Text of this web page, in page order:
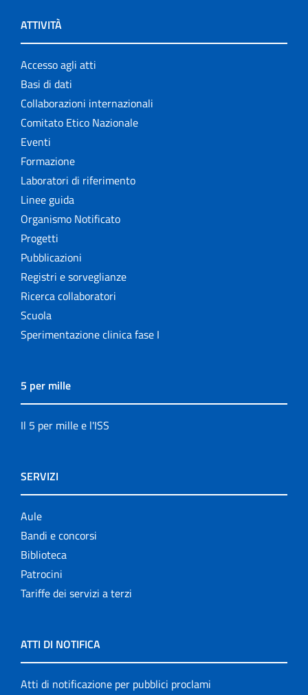
ATTIVITÀ
Accesso agli atti
Basi di dati
Collaborazioni internazionali
Comitato Etico Nazionale
Eventi
Formazione
Laboratori di riferimento
Linee guida
Organismo Notificato
Progetti
Pubblicazioni
Registri e sorveglianze
Ricerca collaboratori
Scuola
Sperimentazione clinica fase I
5 per mille
Il 5 per mille e l'ISS
SERVIZI
Aule
Bandi e concorsi
Biblioteca
Patrocini
Tariffe dei servizi a terzi
ATTI DI NOTIFICA
Atti di notificazione per pubblici proclami